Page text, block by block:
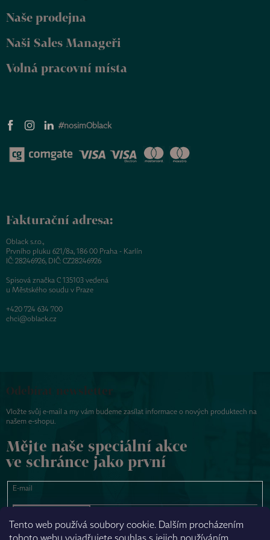
Tento web používá soubory cookie. Dalším procházením
Naše prodejna
Naši Sales Manageři
Volná pracovní místa
#nosimOblack
Fakturační adresa:
Oblack s.r.o.,
Prvního pluku 621/8a, 186 00 Praha - Karlín
IČ: 28246926, DIČ: CZ28246926
Spisová značka C 135103 vedená
u Městského soudu v Praze
+420 724 634 700
chci@oblack.cz
Odebírat newsletter
Vložte svůj e-mail a my vám budeme zasílat informace o nových produktech na
našem e-shopu.
Mějte naše speciální akce
ve schránce jako první
E-mail